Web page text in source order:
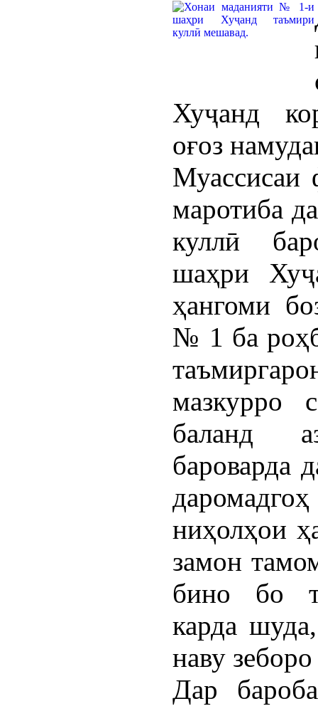
Хуҷанд
оғоз
Муассисаи
маротиба
куллӣ
шаҳри
ҳангоми
№ 1 ба
мазкурро
баланд
бароварда
ниҳолҳои
замон
бино бо
карда
наву
Дар